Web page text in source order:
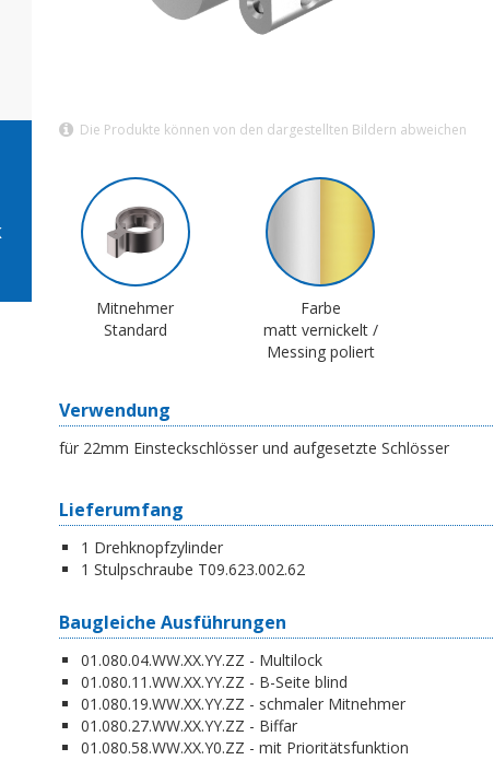
Die Produkte können von den dargestellten Bildern abweichen
Mitnehmer
Standard
Farbe
matt vernickelt /
Messing poliert
Verwendung
für 22mm Einsteckschlösser und aufgesetzte Schlösser
Lieferumfang
1 Drehknopfzylinder
1 Stulpschraube T09.623.002.62
Baugleiche Ausführungen
01.080.04.WW.XX.YY.ZZ - Multilock
01.080.11.WW.XX.YY.ZZ - B-Seite blind
01.080.19.WW.XX.YY.ZZ - schmaler Mitnehmer
01.080.27.WW.XX.YY.ZZ - Biffar
01.080.58.WW.XX.Y0.ZZ - mit Prioritätsfunktion